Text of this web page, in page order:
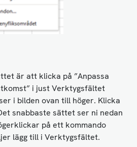
är att klicka på ”Anpassa
i just Verktygsfältet
i bilden ovan till höger. Klicka
snabbaste sättet ser ni nedan
på ett kommando
lägg till i Verktygsfältet.